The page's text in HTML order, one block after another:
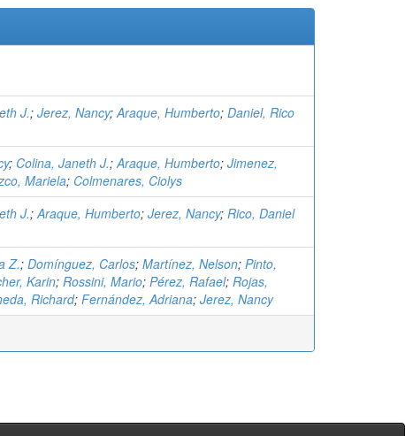
J.; Jerez, Nancy;Araque, Humberto; Daniel, Rico
; Colina, Janeth J.;Araque, Humberto; Jimenez,
Mariela; Colmenares, Ciolys
J.;Araque, Humberto; Jerez, Nancy; Rico, Daniel
Z.; Domínguez, Carlos; Martínez, Nelson; Pinto,
Karin; Rossini, Mario; Pérez, Rafael; Rojas,
Richard; Fernández, Adriana; Jerez, Nancy